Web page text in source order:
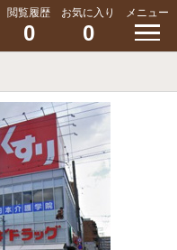
閲覧履歴
0
お気に入り
0
メニュー